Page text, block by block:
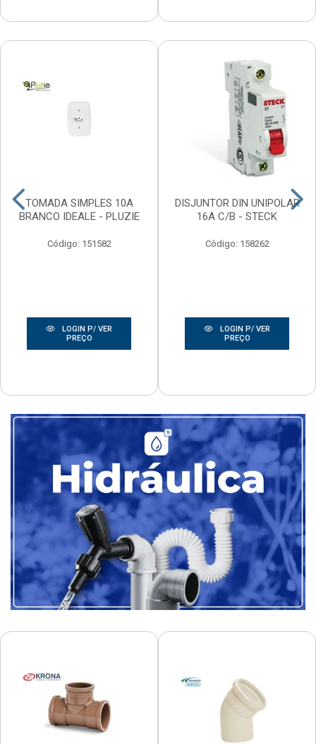
TOMADA SIMPLES 10A
BRANCO IDEALE - PLUZIE
Código: 151582
LOGIN P/ VER
PREÇO
DISJUNTOR DIN UNIPOLAR
16A C/B - STECK
Código: 158262
LOGIN P/ VER
PREÇO